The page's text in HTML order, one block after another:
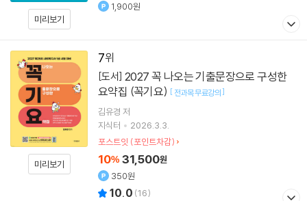
미리보기
1,900원
7
미리보기
[도서]
요약집 (꼭기요) [ 전과목 무료강의]
김유경 저
지식터
2026.3.3.
포스트잇 (포인트차감)
10% 31,500원
350원
10.0 (16)